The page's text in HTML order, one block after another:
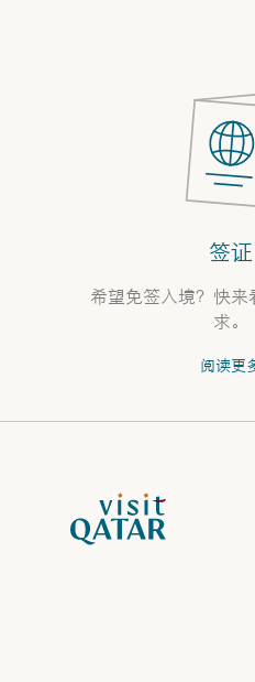
签证
希望免签入境？快
求。
阅读更
VisitQatar 首页